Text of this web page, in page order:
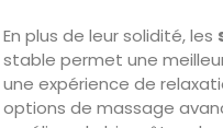
En plus de leur solidité, les
stable permet une
une expérience de
options de massage